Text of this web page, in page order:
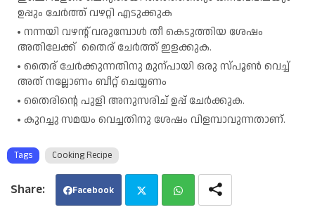
ഉപ്പും ചേർത്ത് വഴറ്റി എടുക്കുക
നന്നയി വഴന്റ് വരുമ്പോൾ തീ കെടുത്തിയ ശേഷം
അതിലേക്ക് തൈര് ചേർത്ത് ഇളക്കുക.
തൈര് ചേർക്കുന്നതിനു മുന്പായി ഒരു സ്പൂൺ വെച്ച്
അത് നല്ലോണം ബീറ്റ് ചെയ്യണം
തൈരിന്റെ പുളി അനുസരിച് ഉപ്പ് ചേർക്കുക.
കുറച്ചു സമയം വെച്ചതിനു ശേഷം വിളമ്പാവുന്നതാണ്.
Tags Cooking Recipe
Facebook